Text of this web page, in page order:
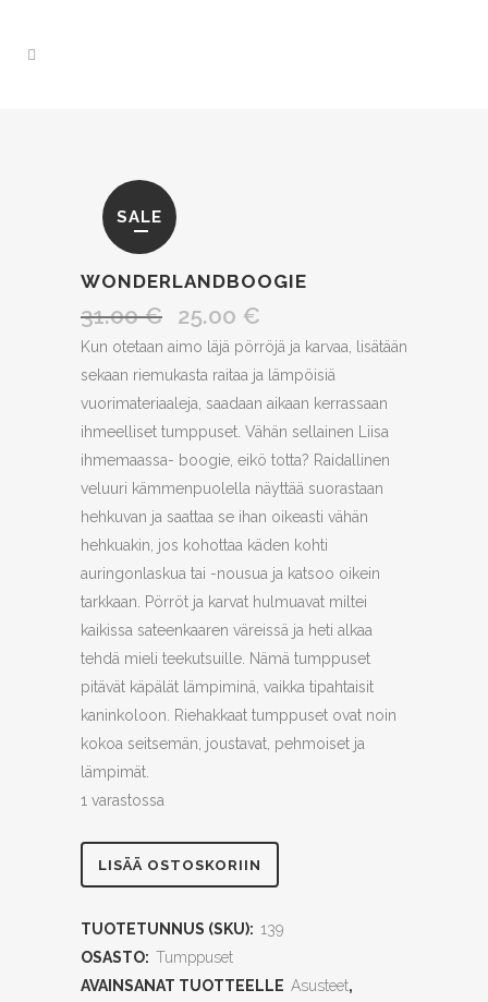
SALE
WONDERLANDBOOGIE
31.00€
Alkuperäinen
hinta
oli:
31.00 €.
25.00 €
hinta
on:
25.00 €.
Kun otetaan aimo läjä pörröjä ja karvaa, lisätään
sekaan riemukasta raitaa ja lämpöisiä
vuorimateriaaleja, saadaan aikaan kerrassaan
ihmeelliset tumppuset. Vähän sellainen Liisa
ihmemaassa- boogie, eikö totta? Raidallinen
veluuri kämmenpuolella näyttää suorastaan
hehkuvan ja saattaa se ihan oikeasti vähän
hehkuakin, jos kohottaa käden kohti
auringonlaskua tai -nousua ja katsoo oikein
tarkkaan. Pörröt ja karvat hulmuavat miltei
kaikissa sateenkaaren väreissä ja heti alkaa
tehdä mieli teekutsuille. Nämä tumppuset
pitävät käpälät lämpiminä, vaikka tipahtaisit
kaninkoloon. Riehakkaat tumppuset ovat noin
kokoa seitsemän, joustavat, pehmoiset ja
lämpimät.
1 varastossa
Wonderlandboogie
LISÄÄ OSTOSKORIIN
TUOTETUNNUS (SKU): 139
OSASTO: Tumppuset
AVAINSANAT TUOTTEELLE Asusteet,